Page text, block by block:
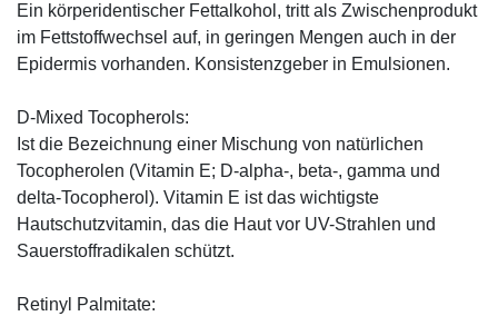
Ein körperidentischer Fettalkohol, tritt als Zwischenprodukt
im Fettstoffwechsel auf, in geringen Mengen auch in der
Epidermis vorhanden. Konsistenzgeber in Emulsionen.
D-Mixed Tocopherols:
Ist die Bezeichnung einer Mischung von natürlichen
Tocopherolen (Vitamin E; D-alpha-, beta-, gamma und
delta-Tocopherol). Vitamin E ist das wichtigste
Hautschutzvitamin, das die Haut vor UV-Strahlen und
Sauerstoffradikalen schützt.
Retinyl Palmitate: